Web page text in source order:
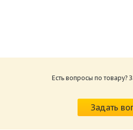
каталог
Есть вопросы по товару?
Задать